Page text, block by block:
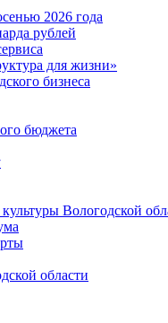
2026 года
рублей
для жизни»
бизнеса
бюджета
Вологодской
области